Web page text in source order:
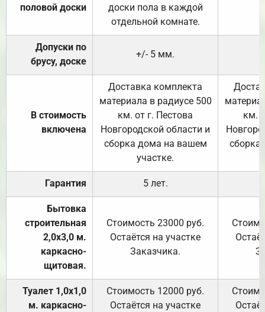
половой доски
доски пола в каждой
отдельной комнате.
Допуски по
брусу, доске
+/- 5 мм.
В стоимость
включена
Доставка комплекта
материала в радиусе 500
км. от г. Пестова
Новгородской области и
сборка дома на вашем
участке.
км.
Гарантия 5 лет.
Бытовка
строительная
2,0х3,0 м.
каркасно-
щитовая.
Стоимость 23000 руб.
Остаётся на участке
Заказчика.
Туалет 1,0х1,0
м. каркасно-
Стоимость 12000 руб.
Остаётся на участке